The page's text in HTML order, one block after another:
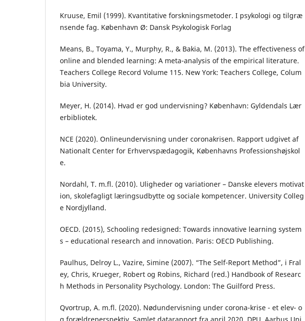
Kruuse, Emil (1999). Kvantitative forskningsmetoder. I psykologi og tilgræ
nsende fag. København Ø: Dansk Psykologisk Forlag
Means, B., Toyama, Y., Murphy, R., & Bakia, M. (2013). The effectiveness of
online and blended learning: A meta-analysis of the empirical literature.
Teachers College Record Volume 115. New York: Teachers College, Colum
bia University.
Meyer, H. (2014). Hvad er god undervisning? København: Gyldendals Lær
erbibliotek.
NCE (2020). Onlineundervisning under coronakrisen. Rapport udgivet af
Nationalt Center for Erhvervspædagogik, Københavns Professionshøjskol
e.
Nordahl, T. m.fl. (2010). Uligheder og variationer – Danske elevers motivat
ion, skolefagligt læringsudbytte og sociale kompetencer. University Colleg
e Nordjylland.
OECD. (2015), Schooling redesigned: Towards innovative learning system
s – educational research and innovation. Paris: OECD Publishing.
Paulhus, Delroy L., Vazire, Simine (2007). “The Self-Report Method”, i Fral
ey, Chris, Krueger, Robert og Robins, Richard (red.) Handbook of Researc
h Methods in Personality Psychology. London: The Guilford Press.
Qvortrup, A. m.fl. (2020). Nødundervisning under corona-krise - et elev- o